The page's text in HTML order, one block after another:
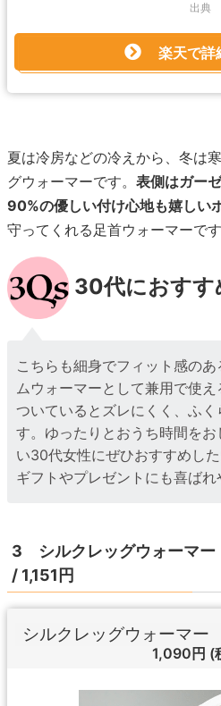
出典
楽天で詳
夏は冷房などの冷えから、冬は
グウォーマーです。 表側はガー
90%の優しい付け心地も嬉しい
守ってくれる足首ウォーマーです
30代におすす
こちらも細身でフィット感の
ムウォーマーとして兼用で使
ついているとズレにくく、ふ
す。ゆったりとおうち時間を
い30代女性にぜひおすすめし
ギフトやプレゼントにも喜ばれ
3 シルクレッグウォーマ
/ 1,151円
シルクレッグウォーマ
1,090円 (